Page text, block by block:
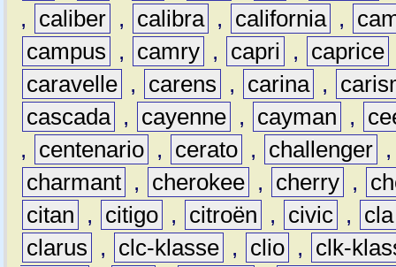
,
caliber , calibra , california ,
campus
, camry , capri , caprice
caravelle , carens , carina ,
cascada , cayenne , cayman ,
,
centenario , cerato , challenger
charmant , cherokee , cherry ,
citan
, citigo , citroën , civic ,
cla
clarus
, clc-klasse , clio ,
clk-